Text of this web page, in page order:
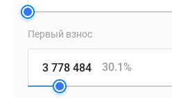
верхних
панорамное
остекление,
Первый взнос
30.1%